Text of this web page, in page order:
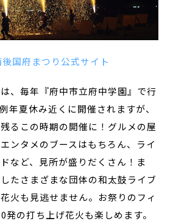
後国府まつり公式サイト
、毎年『府中市立府中学園』で行
年夏休み近くに開催されますが、
るこの時期の開催に！グルメの屋
ンタメのブースはもちろん、ライ
など、見所が盛りだくさん！ま
たさまざまな団体の和太鼓ライブ
火も見逃せません。お祭りのフィ
の打ち上げ花火も楽しめます。